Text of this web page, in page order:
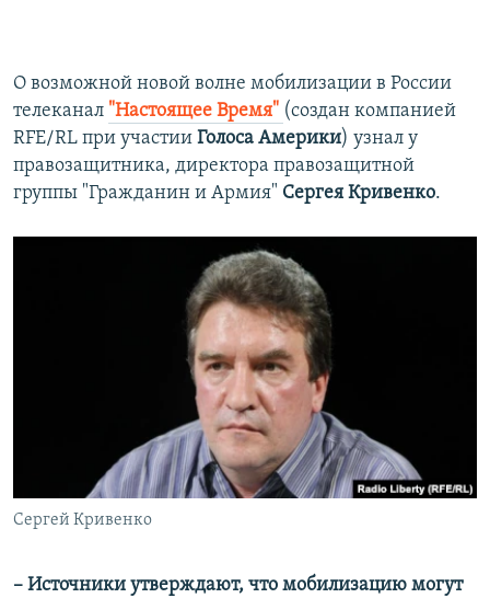
О возможной новой волне мобилизации в России
телеканал "Настоящее Время" (создан компанией
RFE/RL при участии Голоса Америки) узнал у
правозащитника, директора правозащитной
группы "Гражданин и Армия" Сергея Кривенко.
Сергей Кривенко
– Источники утверждают, что мобилизацию могут